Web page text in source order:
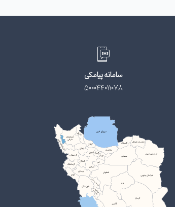
سامانه پیامکی
500044011078